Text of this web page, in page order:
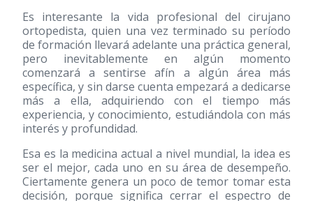
Es interesante la vida profesional del cirujano
ortopedista, quien una vez terminado su período
de formación llevará adelante una práctica general,
pero inevitablemente en algún momento
comenzará a sentirse afín a algún área más
específica, y sin darse cuenta empezará a dedicarse
más a ella, adquiriendo con el tiempo más
experiencia, y conocimiento, estudiándola con más
interés y profundidad.
Esa es la medicina actual a nivel mundial, la idea es
ser el mejor, cada uno en su área de desempeño.
Ciertamente genera un poco de temor tomar esta
decisión, porque significa cerrar el espectro de